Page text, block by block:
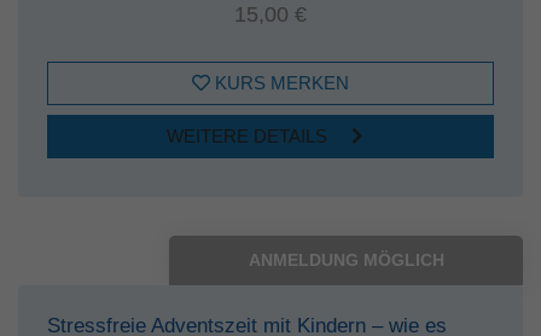
15,00 €
KURS MERKEN
WEITERE DETAILS
ANMELDUNG MÖGLICH
Stressfreie Adventszeit mit Kindern – wie es